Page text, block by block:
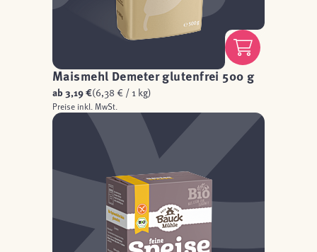
Maismehl Demeter glutenfrei 500 g
ab3,19 €(6,38 € / 1 kg)
Preise inkl. MwSt.